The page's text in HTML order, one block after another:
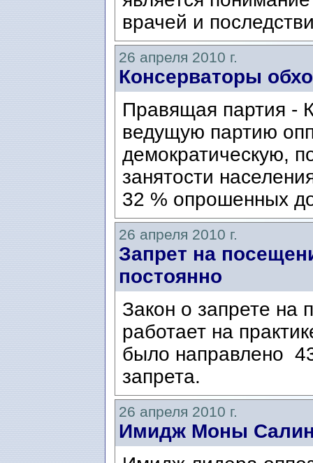
врачей и
26 апреля 2010 г.
Консерваторы
Правящая партия -
ведущую партию
демократическую,
занятости
32 % опрошенных
26 апреля 2010 г.
Запрет на
постоянно
Закон о запрете
работает на
было направлено
запрета.
26 апреля 2010 г.
Имидж Моны Салин